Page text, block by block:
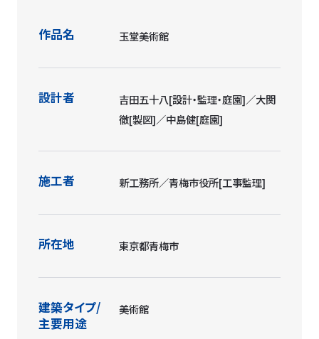
作品名 玉堂美術館
設計者
吉田五十八[設計・監理・庭園]／大関
徹[製図]／中島健[庭園]
施工者 新工務所／青梅市役所[工事監理]
所在地 東京都青梅市
建築タイプ/
主要用途
美術館